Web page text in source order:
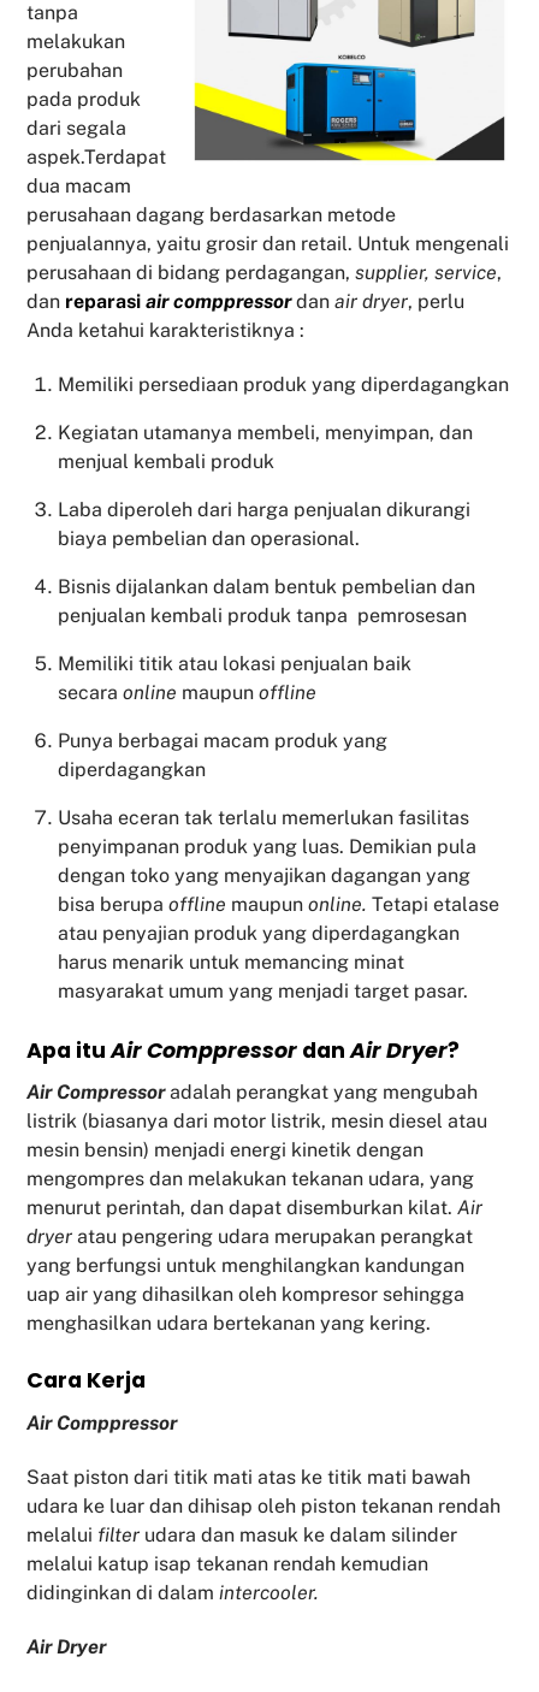
tanpa
melakukan
perubahan
pada produk
dari segala
aspek.Terdapat
dua macam
perusahaan dagang berdasarkan metode
penjualannya, yaitu grosir dan retail. Untuk mengenali
perusahaan di bidang perdagangan,supplier, service,
dan reparasiair comppressordanair dryer, perlu
Anda ketahui karakteristiknya :
Memiliki persediaan produk yang diperdagangkan
Kegiatan utamanya membeli, menyimpan, dan
menjual kembali produk
Laba diperoleh dari harga penjualan dikurangi
biaya pembelian dan operasional.
Bisnis dijalankan dalam bentuk pembelian dan
penjualan kembali produk tanpa pemrosesan
Memiliki titik atau lokasi penjualan baik
secara online maupun offline
Punya berbagai macam produk yang
diperdagangkan
Usaha eceran tak terlalu memerlukan fasilitas
penyimpanan produk yang luas. Demikian pula
dengan toko yang menyajikan dagangan yang
bisa berupa offline maupun online. Tetapi etalase
atau penyajian produk yang diperdagangkan
harus menarik untuk memancing minat
masyarakat umum yang menjadi target pasar.
Apa ituAir Comppressor danAir Dryer?
Air Compressoradalah perangkat yang mengubah
listrik (biasanya dari motor listrik, mesin diesel atau
mesin bensin) menjadi energi kinetik dengan
mengompres dan melakukan tekanan udara, yang
menurut perintah, dan dapat disemburkan kilat.Air
dryer atau pengering udara merupakan perangkat
yang berfungsi untuk menghilangkan kandungan
uap air yang dihasilkan oleh kompresor sehingga
menghasilkan udara bertekanan yang kering.
Cara Kerja
Air Comppressor
Saat piston dari titik mati atas ke titik mati bawah
udara ke luar dan dihisap oleh piston tekanan rendah
melalui filter udara dan masuk ke dalam silinder
melalui katup isap tekanan rendah kemudian
didinginkan di dalamintercooler.
Air Dryer